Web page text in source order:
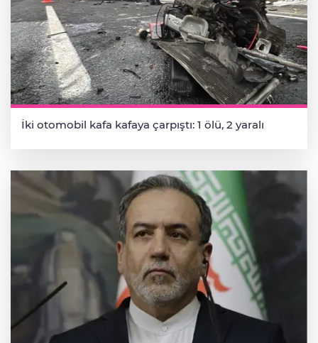
İki otomobil kafa kafaya çarpıştı: 1 ölü, 2 yaralı